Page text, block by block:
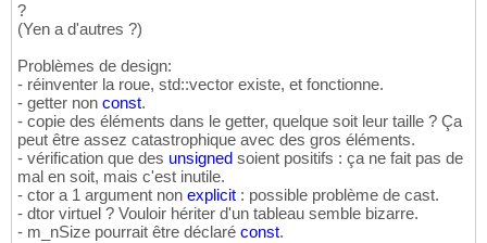
13
14
16
17
18
19
20
21
22
23
{
   Array<
int
   Array<
int> a2(a0); // a2 pointe sur la
   a1 = a0;
// mémoire de a1 non libérée
// a1 pointe sur la même zone mémoire
// multiples deletes sur la même zone
}
?
(Yen a d'autres ?)
Problèmes de design:
- réinventer la roue, std::vector existe, et fonctionne.
- getter non const.
- copie des éléments dans le getter, quelque soit leur taille ? Ça
peut être assez catastrophique avec des gros éléments.
- vérification que des unsigned soient positifs : ça ne fait pas de
mal en soit, mais c'est inutile.
- ctor a 1 argument non explicit : possible problème de cast.
- dtor virtuel ? Vouloir hériter d'un tableau semble bizarre.
- m_nSize pourrait être déclaré const.